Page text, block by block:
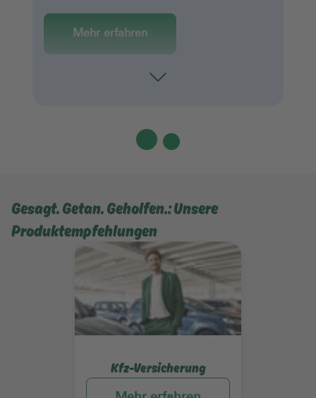
Mehr erfahren
Gesagt. Getan. Geholfen.: Unsere
Produktempfehlungen
Kfz-Versicherung
Mehr erfahren